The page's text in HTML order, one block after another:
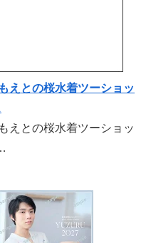
えとの桜水着ツーショッ
えとの桜水着ツーショッ